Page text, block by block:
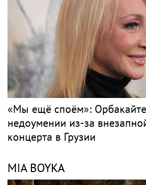
«Мы ещё споём»:
недоумении из-за
концерта в Грузии
MIA BOYKA